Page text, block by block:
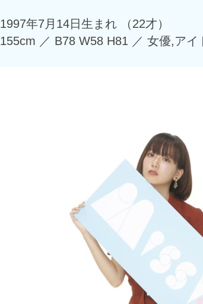
1997年7月14日生まれ （22才）
155cm ／ B78 W58 H81 ／ 女優,アイ